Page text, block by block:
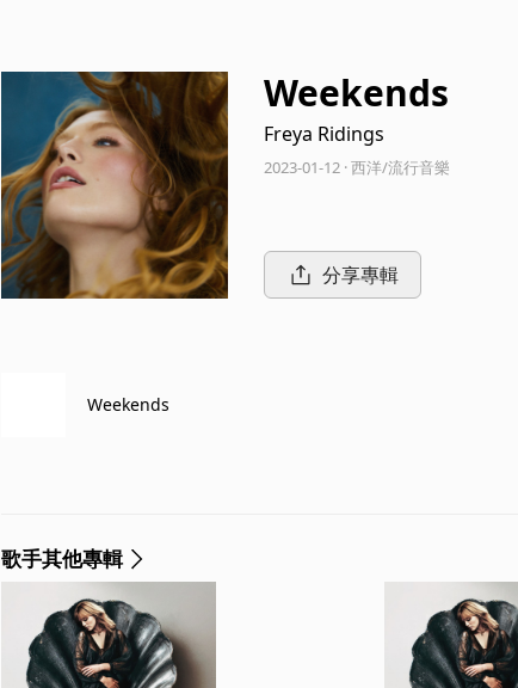
Weekends
Freya Ridings
2023-01-12 · 西洋/流行音樂
分享專輯
Weekends
歌手其他專輯